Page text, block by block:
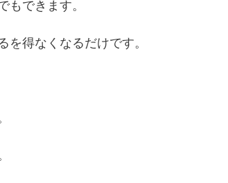
もできます。
を得なくなるだけです。